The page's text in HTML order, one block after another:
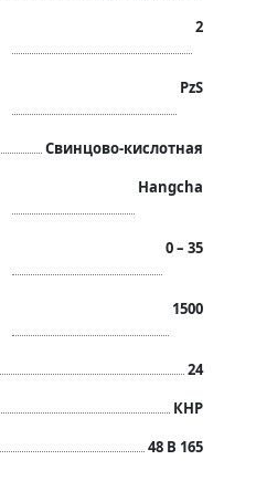
2
PzS
Свинцово-кислотная
Hangcha
0 – 35
1500
24
КНР
48 В 165